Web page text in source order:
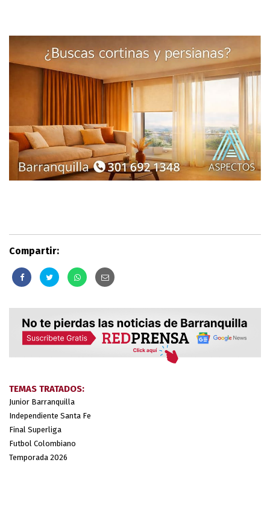
Compartir:
TEMAS TRATADOS:
Junior Barranquilla
Independiente Santa Fe
Final Superliga
Futbol Colombiano
Temporada 2026